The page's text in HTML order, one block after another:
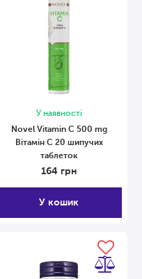
У наявності
Novel Vitamin С 500 mg
Вітамін С 20 шипучих
таблеток
164 грн
У кошик